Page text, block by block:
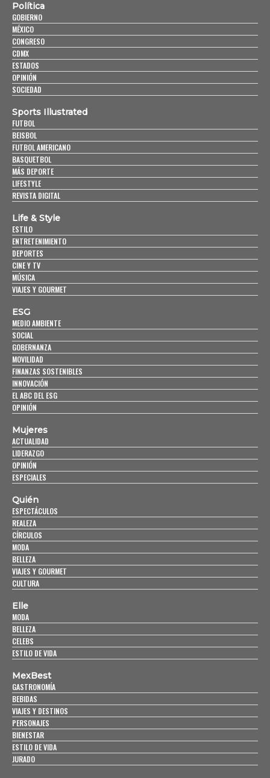
Política
GOBIERNO
MÉXICO
CONGRESO
CDMX
ESTADOS
OPINIÓN
SOCIEDAD
Sports Illustrated
FUTBOL
BEISBOL
FUTBOL AMERICANO
BASQUETBOL
MÁS DEPORTE
LIFESTYLE
REVISTA DIGITAL
Life & Style
ESTILO
ENTRETENIMIENTO
DEPORTES
CINE Y TV
MÚSICA
VIAJES Y GOURMET
ESG
MEDIO AMBIENTE
SOCIAL
GOBERNANZA
MOVILIDAD
FINANZAS SOSTENIBLES
INNOVACIÓN
EL ABC DEL ESG
OPINIÓN
Mujeres
ACTUALIDAD
LIDERAZGO
OPINIÓN
ESPECIALES
Quién
ESPECTÁCULOS
REALEZA
CÍRCULOS
MODA
BELLEZA
VIAJES Y GOURMET
CULTURA
Elle
MODA
BELLEZA
CELEBS
ESTILO DE VIDA
MexBest
GASTRONOMÍA
BEBIDAS
VIAJES Y DESTINOS
PERSONAJES
BIENESTAR
ESTILO DE VIDA
JURADO